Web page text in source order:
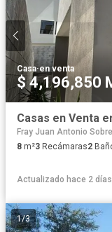
Casa·en venta
$ 4,196,850
Casas en Venta
Fray Juan Antonio
8 m²3 Recámaras2
Actualizado hace 2 días
1/3